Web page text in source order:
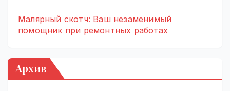
Малярный скотч: Ваш незаменимый
помощник при ремонтных работах
Архив